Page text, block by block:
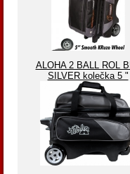
ALOHA 2 BALL ROL
SILVER kolečka 5 "